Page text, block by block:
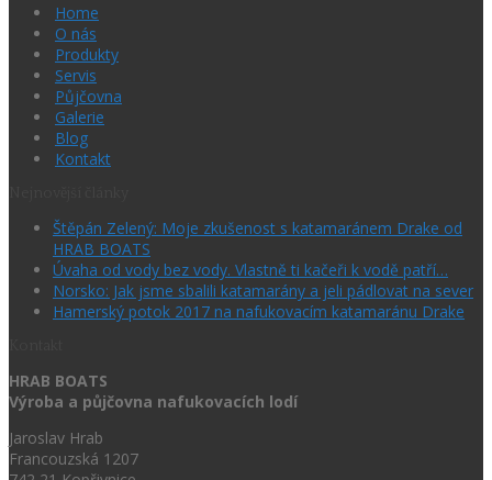
Home
O nás
Produkty
Servis
Půjčovna
Galerie
Blog
Kontakt
Štěpán Zelený: Moje zkušenost s katamaránem Drake od
HRAB BOATS
Úvaha od vody bez vody. Vlastně ti kačeři k vodě patří…
Norsko: Jak jsme sbalili katamarány a jeli pádlovat na sever
Hamerský potok 2017 na nafukovacím katamaránu Drake
HRAB BOATS
Výroba a půjčovna nafukovacích lodí
Jaroslav Hrab
Francouzská 1207